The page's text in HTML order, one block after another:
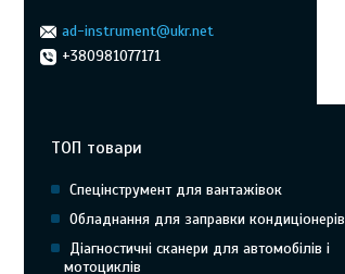
ad-instrument@ukr.net
+380981077171
ТОП товари
Спецінструмент для вантажівок
Обладнання для заправки кондиціонерів
Діагностичні сканери для автомобілів і
мотоциклів